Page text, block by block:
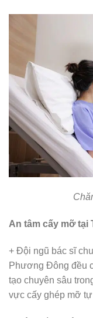
An tâm cấy mỡ
+ Đội ngũ bác sĩ
Phương Đông đều
tạo chuyên sâu
vực cấy ghép mỡ tự